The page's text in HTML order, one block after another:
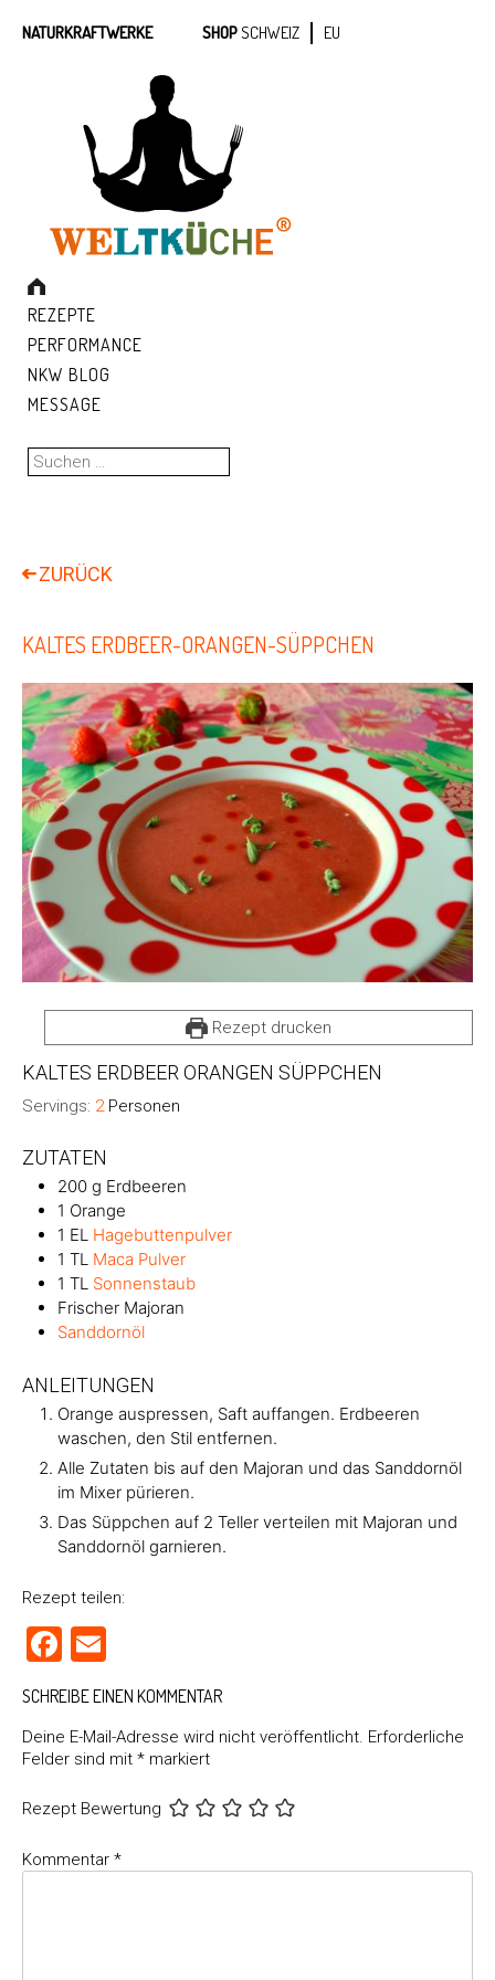
NATURKRAFTWERKE SHOPSCHWEIZ EU
REZEPTE
PERFORMANCE
NKW BLOG
MESSAGE
Suchen
nach:
KALTES ERDBEER-ORANGEN-SÜPPCHEN
Rezept drucken
KALTES ERDBEER ORANGEN SÜPPCHEN
Servings: 2 Personen
ZUTATEN
200 g Erdbeeren
1 Orange
1 EL Hagebuttenpulver
1 TL Maca Pulver
1 TL Sonnenstaub
Frischer Majoran
Sanddornöl
ANLEITUNGEN
Orange auspressen, Saft auffangen. Erdbeeren
waschen, den Stil entfernen.
Alle Zutaten bis auf den Majoran und das Sanddornöl
im Mixer pürieren.
Das Süppchen auf 2 Teller verteilen mit Majoran und
Sanddornöl garnieren.
Rezept teilen:
Facebook
SCHREIBE EINEN KOMMENTAR
Deine E-Mail-Adresse wird nicht veröffentlicht. Erforderliche
Felder sind mit * markiert
Rezept Bewertung
Kommentar *